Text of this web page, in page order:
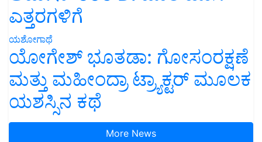
ಎತ್ತರಗಳಿಗೆ
ಯಶೋಗಾಥೆ
ಯೋಗೇಶ್ ಭೂತಡಾ: ಗೋಸಂರಕ್ಷಣೆ
ಮತ್ತು ಮಹೀಂದ್ರಾ ಟ್ರ್ಯಾಕ್ಟರ್ ಮೂಲಕ
ಯಶಸ್ಸಿನ ಕಥೆ
More News